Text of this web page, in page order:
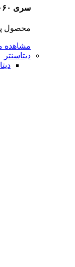
سری ۷۰۶۰
محصول
مشاهده
دیتاسنتر